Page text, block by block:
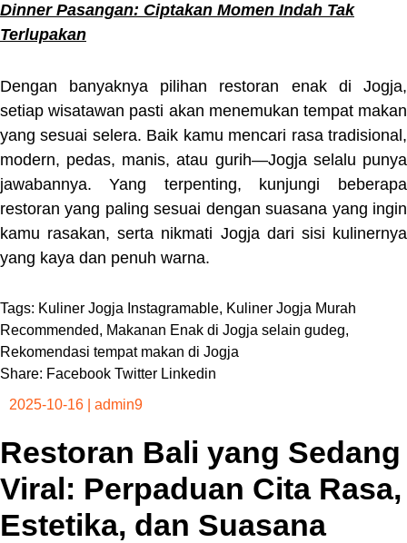
Dinner Pasangan: Ciptakan Momen Indah Tak
Terlupakan
Dengan banyaknya pilihan restoran enak di Jogja,
setiap wisatawan pasti akan menemukan tempat makan
yang sesuai selera. Baik kamu mencari rasa tradisional,
modern, pedas, manis, atau gurih—Jogja selalu punya
jawabannya. Yang terpenting, kunjungi beberapa
restoran yang paling sesuai dengan suasana yang ingin
kamu rasakan, serta nikmati Jogja dari sisi kulinernya
yang kaya dan penuh warna.
Tags: Kuliner Jogja Instagramable, Kuliner Jogja Murah
Recommended, Makanan Enak di Jogja selain gudeg,
Rekomendasi tempat makan di Jogja
Share: Facebook Twitter Linkedin
2025-10-16
admin9
Restoran Bali yang Sedang
Viral: Perpaduan Cita Rasa,
Estetika, dan Suasana